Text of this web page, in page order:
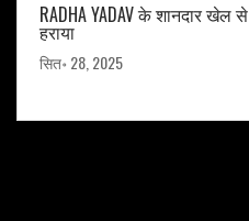
RADHA YADAV के शानदार खेल
हराया
सित॰ 28, 2025